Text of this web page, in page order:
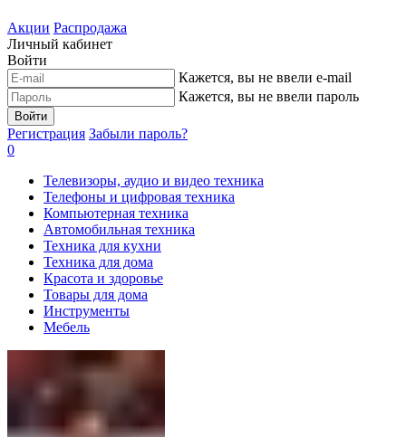
Акции Распродажа
Личный кабинет
Войти
Кажется, вы не ввели e-mail
Кажется, вы не ввели пароль
Войти
Регистрация Забыли пароль?
0
Телевизоры, аудио и видео техника
Телефоны и цифровая техника
Компьютерная техника
Автомобильная техника
Техника для кухни
Техника для дома
Красота и здоровье
Товары для дома
Инструменты
Мебель